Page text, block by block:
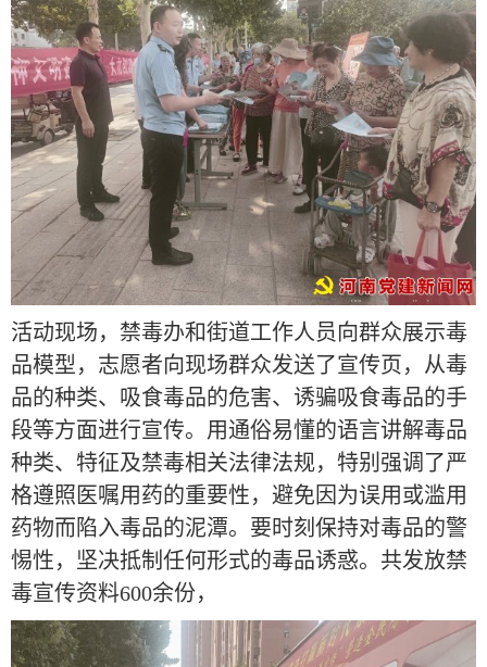
活动现场，禁毒办和街道工作人员向群众展示毒
品模型，志愿者向现场群众发送了宣传页，从毒
品的种类、吸食毒品的危害、诱骗吸食毒品的手
段等方面进行宣传。用通俗易懂的语言讲解毒品
种类、特征及禁毒相关法律法规，特别强调了严
格遵照医嘱用药的重要性，避免因为误用或滥用
药物而陷入毒品的泥潭。要时刻保持对毒品的警
惕性，坚决抵制任何形式的毒品诱惑。共发放禁
毒宣传资料600余份，